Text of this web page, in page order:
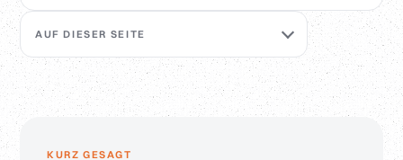
AUF DIESER SEITE
KURZ GESAGT